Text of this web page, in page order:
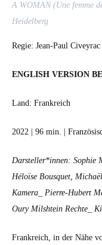
A WOMAN (Une femme
Hei­del­berg
Regie: Jean-Paul Civeyrac
ENGLISH VERSION
Land: Frankre­ich
2022 | 96 min. |
Darsteller*innen: Sophie
Héloïse Bous­quet,
Kamera_ Pierre-Hubert
Oury Mil­shtein Rechte_
Frankre­ich, in der Nähe